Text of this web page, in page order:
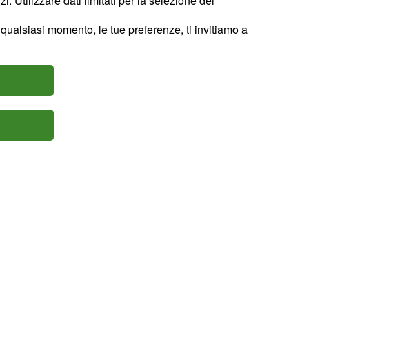
momento, le tue preferenze, ti invitiamo a